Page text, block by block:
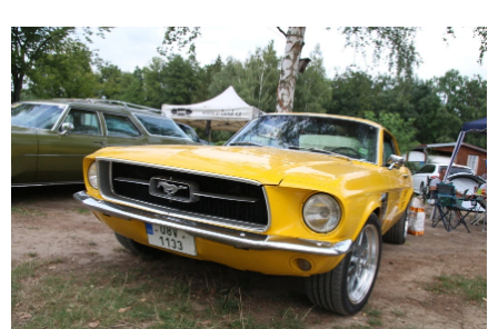
V
ý
p
i
s
č
l
á
n
k
ů